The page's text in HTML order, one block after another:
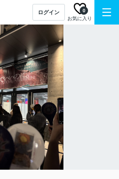
ログイン
お気に入り
0